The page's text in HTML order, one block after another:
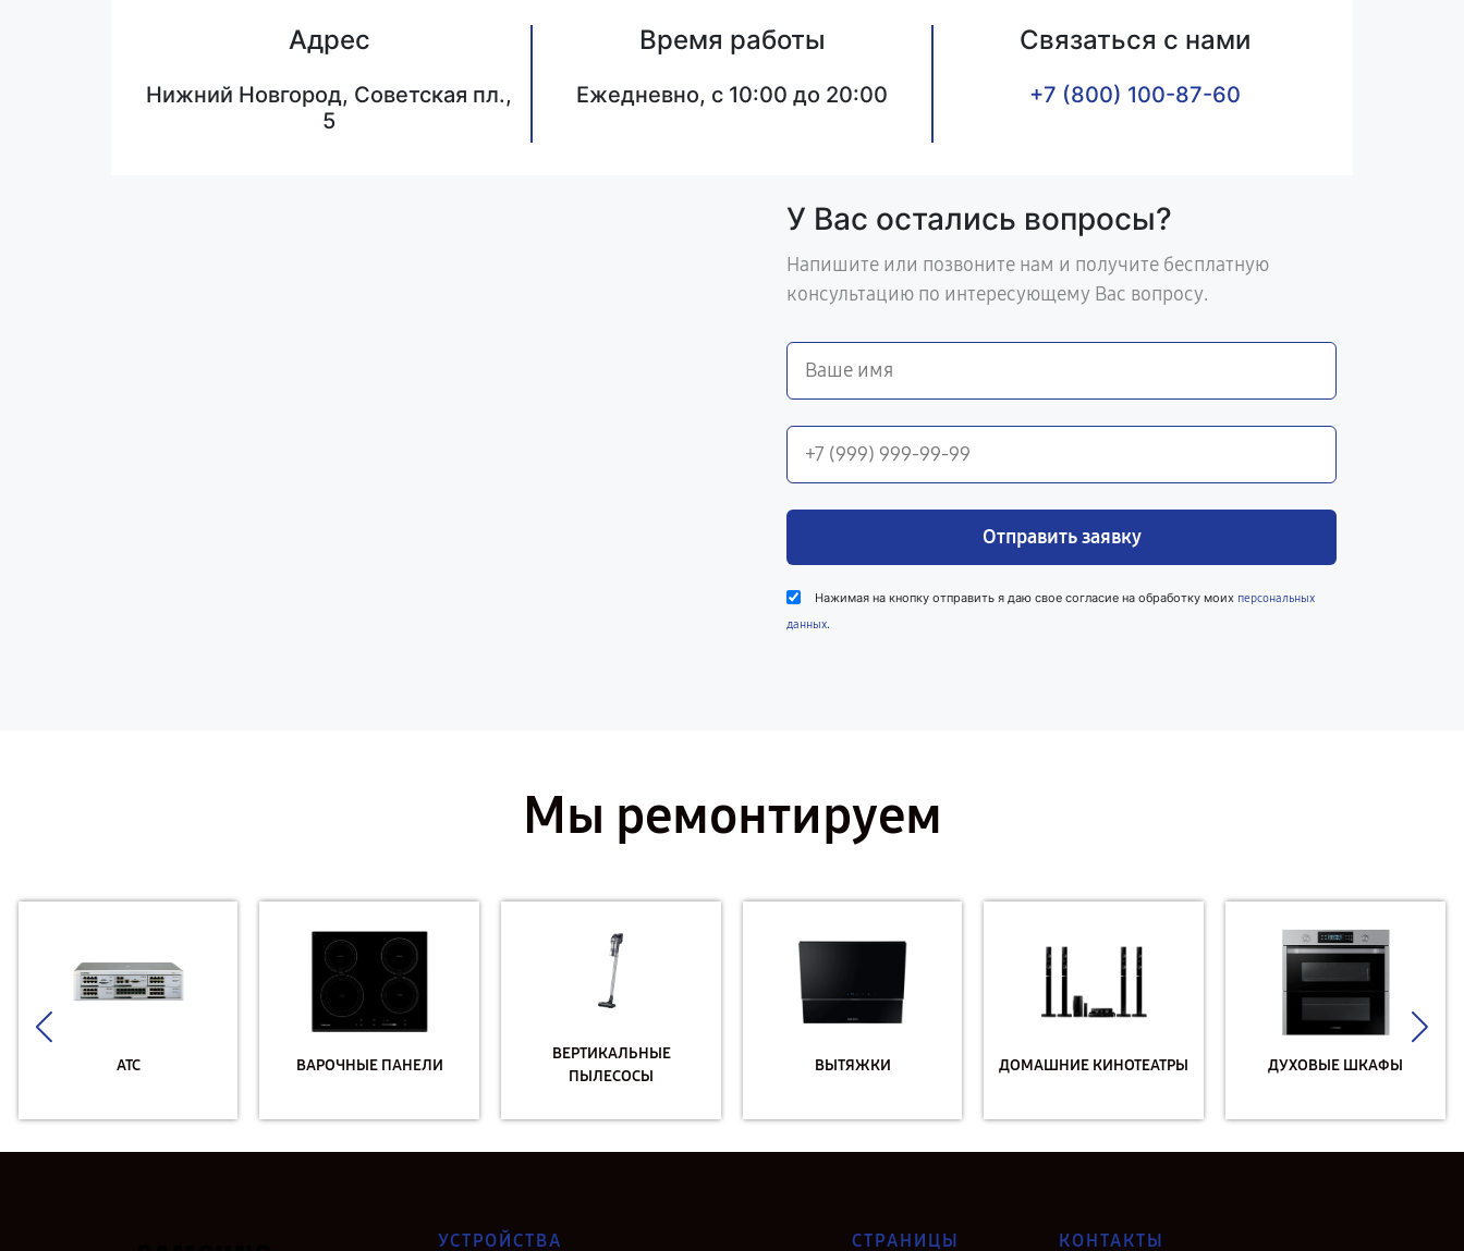
Адрес
Нижний Новгород, Советская пл.,
5
Время работы
Ежедневно, с 10:00 до 20:00
Связаться с нами
+7 (800) 100-87-60
У Вас остались вопросы?
Напишите или позвоните нам и получите бесплатную
консультацию по интересующему Вас вопросу.
Отправить заявку
Нажимая на кнопку отправить я даю свое согласие на обработку моих персональных
данных.
Мы ремонтируем
АТС ВАРОЧНЫЕ ПАНЕЛИ
ВЕРТИКАЛЬНЫЕ
ПЫЛЕСОСЫ
ВЫТЯЖКИ ДОМАШНИЕ КИНОТЕАТРЫ ДУХОВЫЕ ШКАФЫ
УСТРОЙСТВА СТРАНИЦЫ КОНТАКТЫ